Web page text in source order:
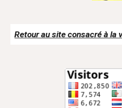
Retour au site consacré à la